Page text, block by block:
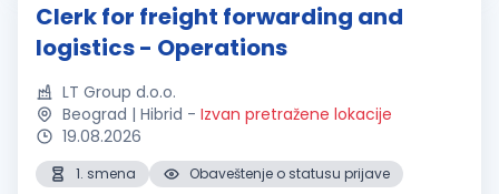
Clerk for freight forwarding and
logistics - Operations
LT Group d.o.o.
Beograd | Hibrid - Izvan pretražene lokacije
19.08.2026
1. smena Obaveštenje o statusu prijave